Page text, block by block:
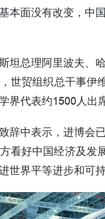
本面没有改变，中
坦总理阿里波夫、
世贸组织总干事
界代表约1500人出
辞中表示，进博会
看好中国经济及发
世界平等进步和可持